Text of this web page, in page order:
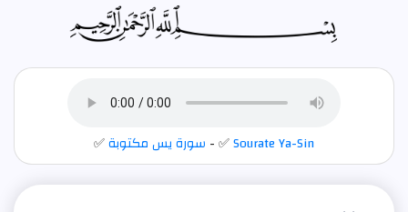
✅سورة يس مكتوبة - ✅Sourate Ya-Sin